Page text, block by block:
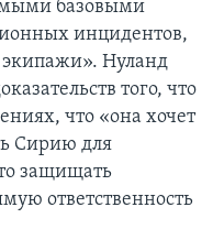
базовыми
инцидентов,
экипажи». Нуланд
того, что
что «она хочет
Сирию для
защищать
ответственность